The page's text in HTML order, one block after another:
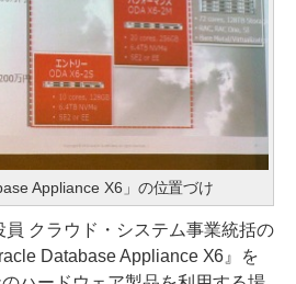
Appliance X6」の位置づけ
クラウド・システム事業統括の
Database Appliance X6』を